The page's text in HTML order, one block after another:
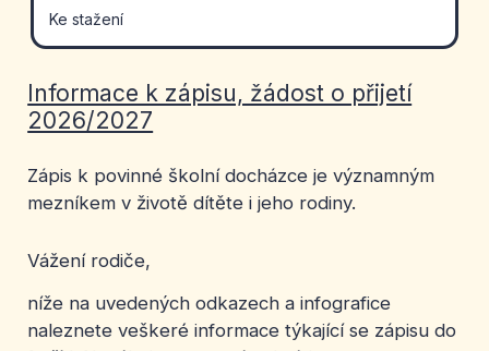
Ke stažení
Informace k zápisu, žádost o přijetí
2026/2027
Zápis k povinné školní docházce je významným
mezníkem v životě dítěte i jeho rodiny.
Vážení rodiče,
níže na uvedených odkazech a infografice
naleznete veškeré informace týkající se zápisu do